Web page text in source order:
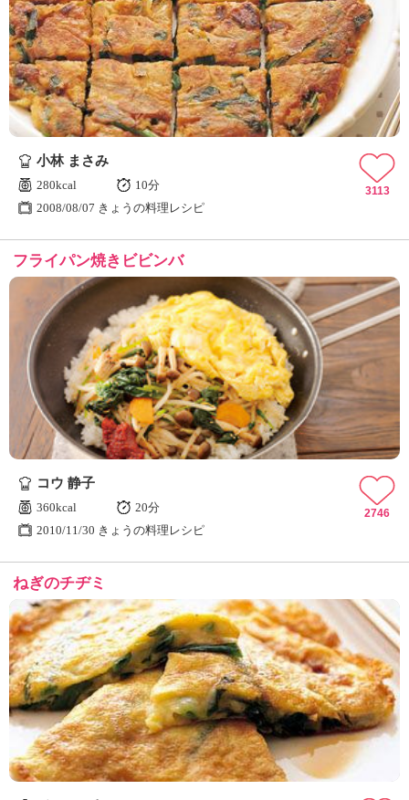
小林 まさみ
280kcal
10分
2008/08/07 きょうの料理レシピ
3113
フライパン焼きビビンバ
コウ 静子
360kcal
20分
2010/11/30 きょうの料理レシピ
2746
ねぎのチヂミ